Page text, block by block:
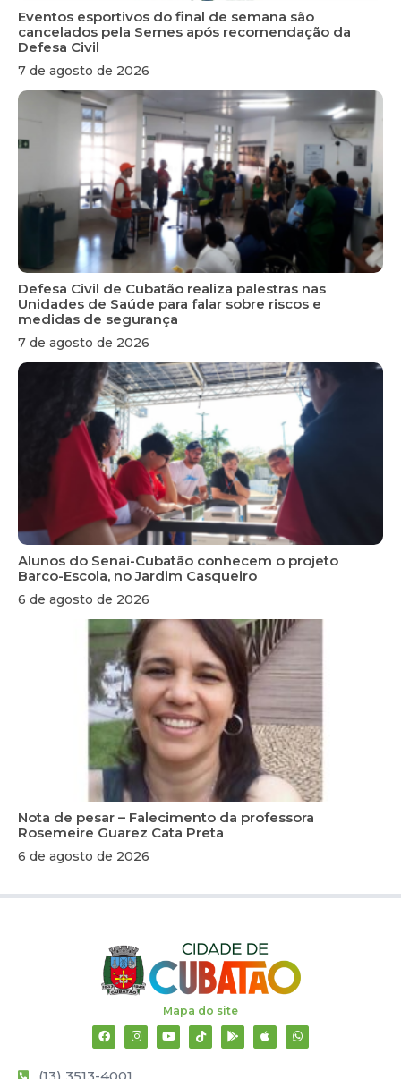
Eventos esportivos do final de semana são
cancelados pela Semes após recomendação da
Defesa Civil
7 de agosto de 2026
Defesa Civil de Cubatão realiza palestras nas
Unidades de Saúde para falar sobre riscos e
medidas de segurança
7 de agosto de 2026
Alunos do Senai-Cubatão conhecem o projeto
Barco-Escola, no Jardim Casqueiro
6 de agosto de 2026
Nota de pesar – Falecimento da professora
Rosemeire Guarez Cata Preta
6 de agosto de 2026
Mapa do site
(13) 3513-4001